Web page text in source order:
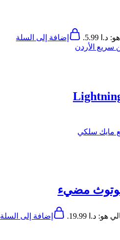
5.99. إضافة إلى السلة
مضيء
د.ا 19.99. إضافة إلى السلة